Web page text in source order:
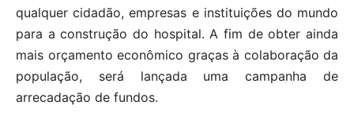
qualquer cidadão, empresas e instituições do mundo
para a construção do hospital. A fim de obter ainda
mais orçamento econômico graças à colaboração da
população, será lançada uma campanha de
arrecadação de fundos.